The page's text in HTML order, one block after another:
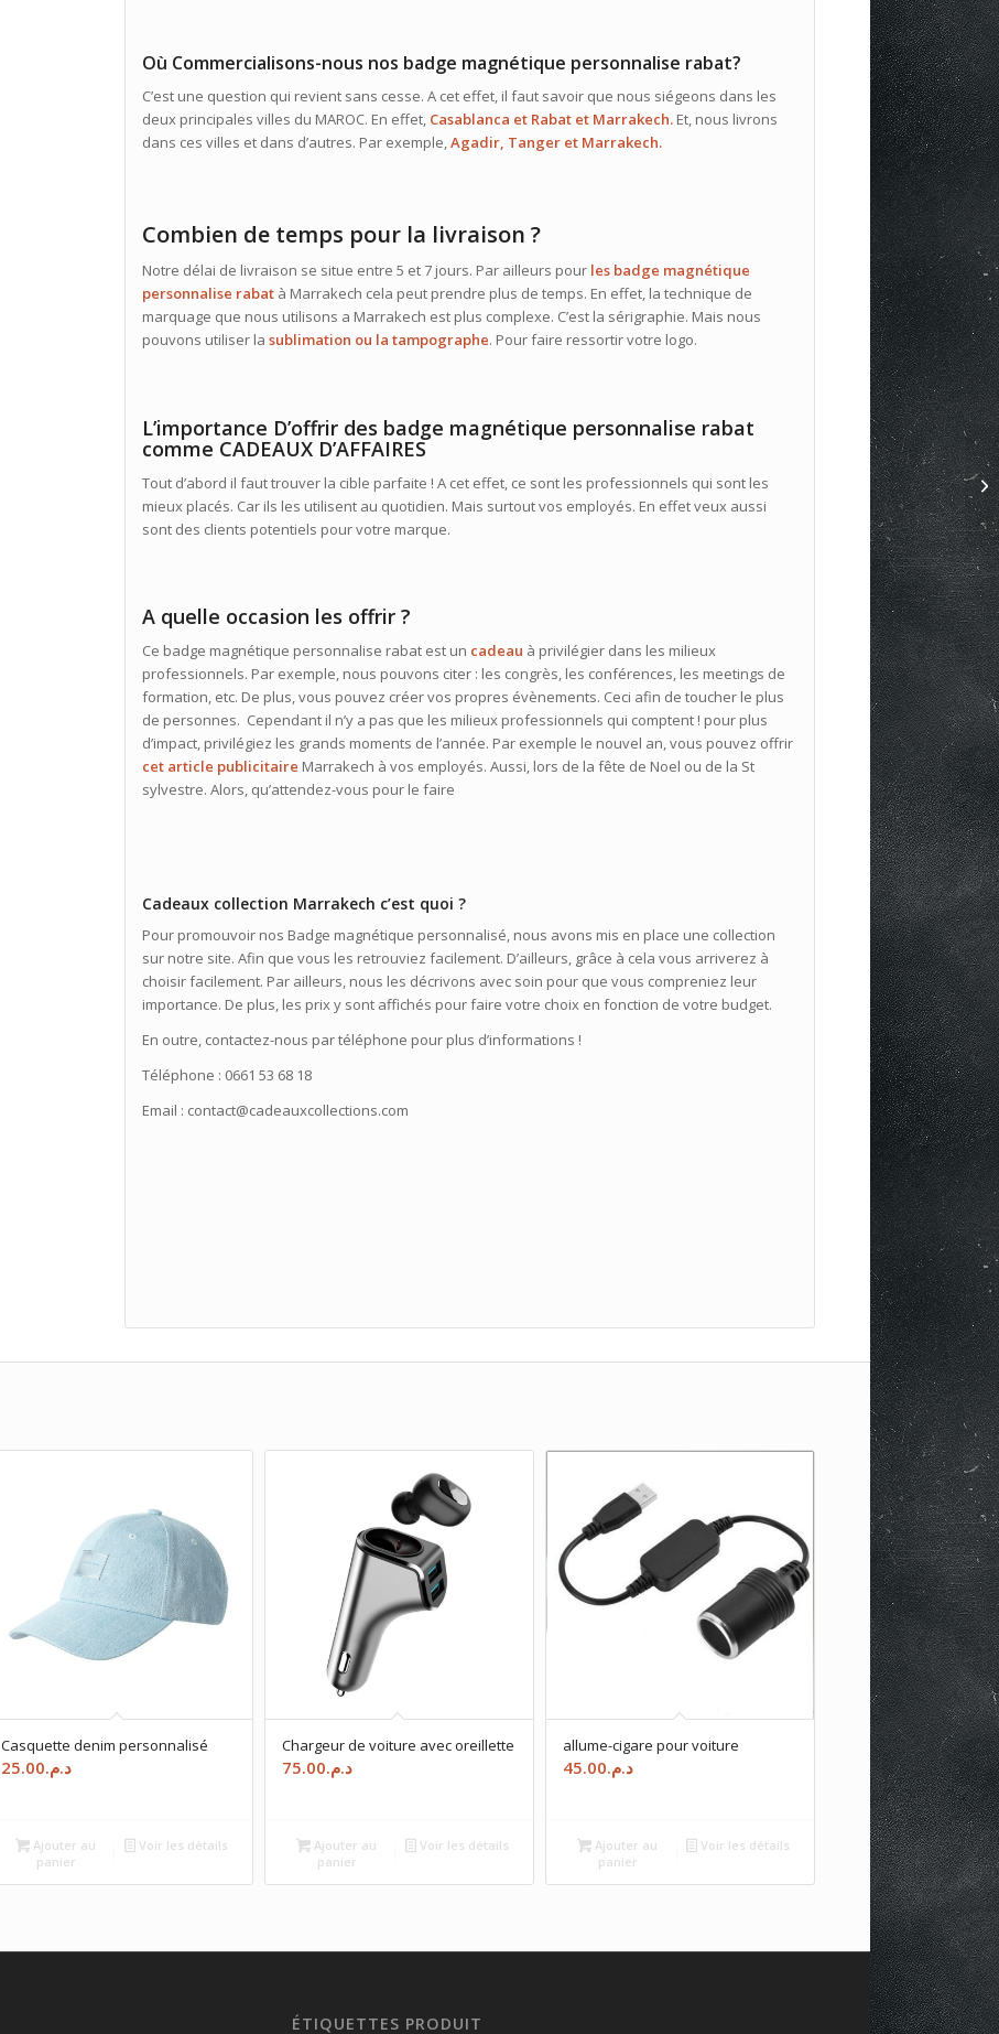
Où Commercialisons-nous nos badge magnétique personnalise rabat?
C’est une question qui revient sans cesse. A cet effet, il faut savoir que nous siégeons dans les
deux principales villes du MAROC. En effet, Casablanca et Rabat et Marrakech. Et, nous livrons
dans ces villes et dans d’autres. Par exemple,Agadir, Tanger et Marrakech.
Combien de temps pour la livraison ?
Notre délai de livraison se situe entre 5 et 7 jours. Par ailleurs pour les badge magnétique
personnalise rabat à Marrakech cela peut prendre plus de temps. En effet, la technique de
marquage que nous utilisons a Marrakech est plus complexe. C’est la sérigraphie. Mais nous
pouvons utiliser la sublimation ou la tampographe. Pour faire ressortir votre logo.
L’importance D’offrir des badge magnétique personnalise rabat
comme CADEAUX D’AFFAIRES
Tout d’abord il faut trouver la cible parfaite ! A cet effet, ce sont les professionnels qui sont les
mieux placés. Car ils les utilisent au quotidien. Mais surtout vos employés. En effet veux aussi
sont des clients potentiels pour votre marque.
A quelle occasion les offrir ?
Ce badge magnétique personnalise rabat est un cadeau à privilégier dans les milieux
professionnels. Par exemple, nous pouvons citer : les congrès, les conférences, les meetings de
formation, etc. De plus, vous pouvez créer vos propres évènements. Ceci afin de toucher le plus
de personnes. Cependant il n’y a pas que les milieux professionnels qui comptent ! pour plus
d’impact, privilégiez les grands moments de l’année. Par exemple le nouvel an, vous pouvez offrir
cet article publicitaire Marrakech à vos employés. Aussi, lors de la fête de Noel ou de la St
sylvestre. Alors, qu’attendez-vous pour le faire
Cadeaux collection Marrakech c’est quoi ?
Pour promouvoir nos Badge magnétique personnalisé, nous avons mis en place une collection
sur notre site. Afin que vous les retrouviez facilement. D’ailleurs, grâce à cela vous arriverez à
choisir facilement. Par ailleurs, nous les décrivons avec soin pour que vous compreniez leur
importance. De plus, les prix y sont affichés pour faire votre choix en fonction de votre budget.
En outre, contactez-nous par téléphone pour plus d’informations !
Téléphone : 0661 53 68 18
Email : contact@cadeauxcollections.com
Casquette denim personnalisé
د.م.25.00
Ajouter au
panier
Voir les détails
Chargeur de voiture avec oreillette
د.م.75.00
Ajouter au
panier
Voir les détails
allume-cigare pour voiture
د.م.45.00
Ajouter au
panier
Voir les détails
ÉTIQUETTES PRODUIT